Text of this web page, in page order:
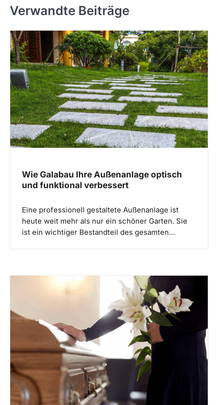
v
g
a
t
i
o
n
Verwandte Beiträge
Wie Galabau Ihre Außenanlage optisch
und funktional verbessert
Eine professionell gestaltete Außenanlage ist
heute weit mehr als nur ein schöner Garten. Sie
ist ein wichtiger Bestandteil des gesamten…